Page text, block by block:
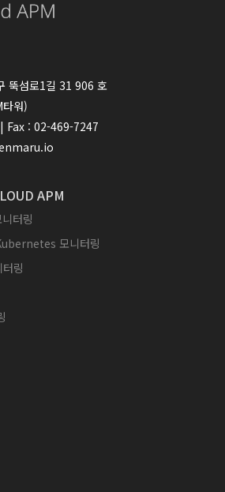
뚝섬로1길 31 906 호
워)
Fax : 02-469-7247
APM
터링
모니터링
링